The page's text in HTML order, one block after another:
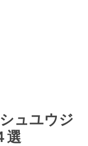
ュユウジ
選